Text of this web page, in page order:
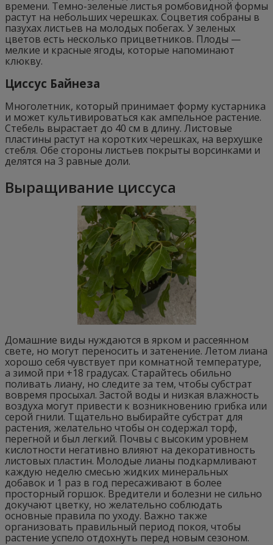
времени. Темно-зеленые листья ромбовидной формы
растут на небольших черешках. Соцветия собраны в
пазухах листьев на молодых побегах. У зеленых
цветов есть несколько прицветников. Плоды —
мелкие и красные ягоды, которые напоминают
клюкву.
Циссус Байнеза
Многолетник, который принимает форму кустарника
и может культивироваться как ампельное растение.
Стебель вырастает до 40 см в длину. Листовые
пластины растут на коротких черешках, на верхушке
стебля. Обе стороны листьев покрыты ворсинками и
делятся на 3 равные доли.
Выращивание циссуса
Домашние виды нуждаются в ярком и рассеянном
свете, но могут переносить и затенение. Летом лиана
хорошо себя чувствует при комнатной температуре,
а зимой при +18 градусах. Старайтесь обильно
поливать лиану, но следите за тем, чтобы субстрат
вовремя просыхал. Застой воды и низкая влажность
воздуха могут привести к возникновению грибка или
серой гнили. Тщательно выбирайте субстрат для
растения, желательно чтобы он содержал торф,
перегной и был легкий. Почвы с высоким уровнем
кислотности негативно влияют на декоративность
листовых пластин. Молодые лианы подкармливают
каждую неделю смесью жидких минеральных
добавок и 1 раз в год пересаживают в более
просторный горшок. Вредители и болезни не сильно
докучают цветку, но желательно соблюдать
основные правила по уходу. Важно также
организовать правильный период покоя, чтобы
растение успело отдохнуть перед новым сезоном.